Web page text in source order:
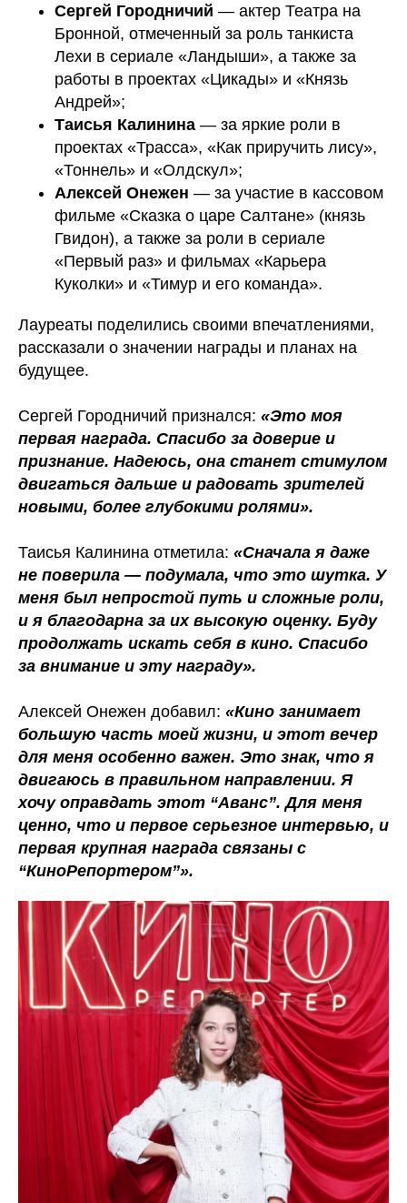
Сергей Городничий — актер Театра на
Бронной, отмеченный за роль танкиста
Лехи в сериале «Ландыши», а также за
работы в проектах «Цикады» и «Князь
Андрей»;
Таисья Калинина — за яркие роли в
проектах «Трасса», «Как приручить лису»,
«Тоннель» и «Олдскул»;
Алексей Онежен — за участие в кассовом
фильме «Сказка о царе Салтане» (князь
Гвидон), а также за роли в сериале
«Первый раз» и фильмах «Карьера
Куколки» и «Тимур и его команда».
Лауреаты поделились своими впечатлениями,
рассказали о значении награды и планах на
будущее.
Сергей Городничий признался: «Это моя
первая награда. Спасибо за доверие и
признание. Надеюсь, она станет стимулом
двигаться дальше и радовать зрителей
новыми, более глубокими ролями».
Таисья Калинина отметила: «Сначала я даже
не поверила — подумала, что это шутка. У
меня был непростой путь и сложные роли,
и я благодарна за их высокую оценку. Буду
продолжать искать себя в кино. Спасибо
за внимание и эту награду».
Алексей Онежен добавил: «Кино занимает
большую часть моей жизни, и этот вечер
для меня особенно важен. Это знак, что я
двигаюсь в правильном направлении. Я
хочу оправдать этот “Аванс”. Для меня
ценно, что и первое серьезное интервью, и
первая крупная награда связаны с
“КиноРепортером”».